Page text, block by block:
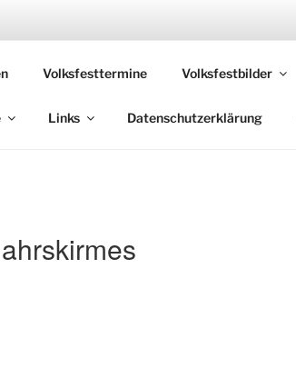
Volksfesttermine Volksfestbilder
Links Datenschutzerklärung